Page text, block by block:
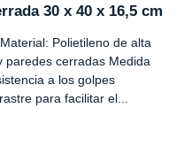
30 x 40 x 16,5 cm
Polietileno de alta
paredes cerradas Medida
a los golpes
para facilitar el...